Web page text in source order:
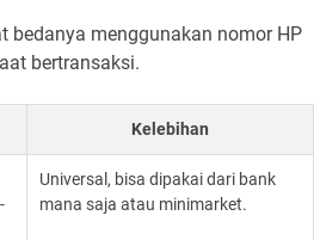
bedanya menggunakan nomor HP
bertransaksi.
Kelebihan
Universal, bisa dipakai dari bank
mana saja atau minimarket.